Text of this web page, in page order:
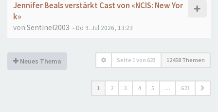
Jennifer Beals verstärkt Cast von «NCIS: New Yor
k»
von Sentinel2003 - Do 9. Jul 2026, 13:23
Neues Thema Seite 1von 623 12458 Themen
1 2 3 4 5 … 623